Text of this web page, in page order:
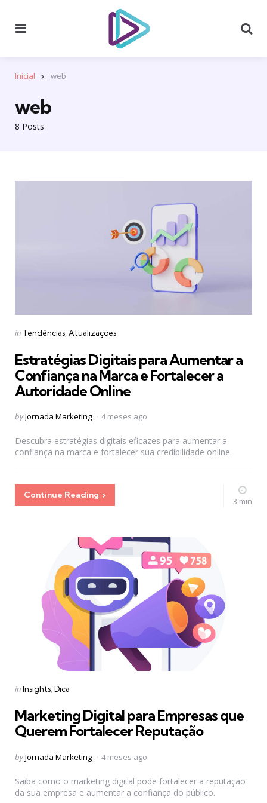
Inicial web
8 Posts
web
Categories
Posted
in Tendências Atualizações
Estratégias Digitais para Aumentar a
Confiança na Marca e Fortalecer a
Autoridade Online
Posted
byJornada Marketing 4 meses ago
Descubra estratégias digitais eficazes para aumentar a
confiança na marca e fortalecer sua credibilidade online.
Continue Reading
3 min
Categories
Posted
inInsights Dica
Marketing Digital para Empresas que
Querem Fortalecer Reputação
Posted
byJornada Marketing 4 meses ago
Saiba como o marketing digital pode fortalecer a reputação
da sua empresa e aumentar a confiança do público.